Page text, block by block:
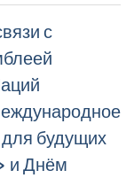
с
будущих
и Днём